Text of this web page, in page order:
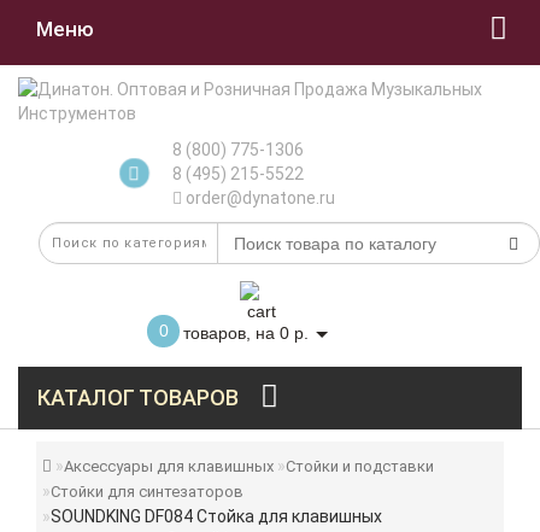
Меню
8 (800) 775-1306
8 (495) 215-5522
order@dynatone.ru
0 товаров, на 0 р.
КАТАЛОГ ТОВАРОВ
Аксессуары для клавишных
Стойки и подставки
Стойки для синтезаторов
SOUNDKING DF084 Стойка для клавишных